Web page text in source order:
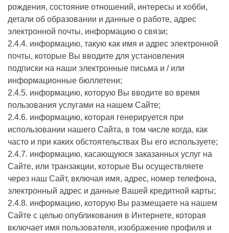
рождения, состояние отношений, интересы и хобби,
детали об образовании и данные о работе, адрес
электронной почты, информацию о связи;
2.4.4. информацию, такую как имя и адрес электронной
почты, которые Вы вводите для установления
подписки на наши электронные письма и / или
информационные бюллетени;
2.4.5. информацию, которую Вы вводите во время
пользования услугами на нашем Сайте;
2.4.6. информацию, которая генерируется при
использовании нашего Сайта, в том числе когда, как
часто и при каких обстоятельствах Вы его используете;
2.4.7. информацию, касающуюся заказанных услуг на
Сайте, или транзакции, которые Вы осуществляете
через наш Сайт, включая имя, адрес, номер телефона,
электронный адрес и данные Вашей кредитной карты;
2.4.8. информацию, которую Вы размещаете на нашем
Сайте с целью опубликования в Интернете, которая
включает имя пользователя, изображение профиля и